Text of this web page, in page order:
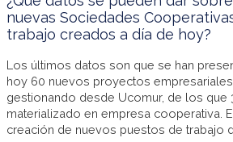
nuevas Sociedades
trabajo creados a día de hoy?
Los últimos datos son que se han
hoy 60 nuevos proyectos
gestionando desde Ucomur, de los que
materializado en empresa cooperativa.
creación de nuevos puestos de trabajo